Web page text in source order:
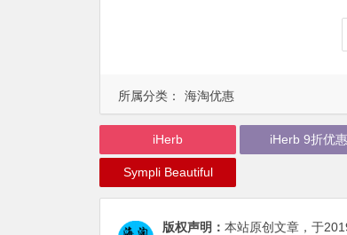
所属分类： 海淘优惠
iHerb iHerb 9折优惠
Sympli Beautiful
版权声明： 本站原创文章，于